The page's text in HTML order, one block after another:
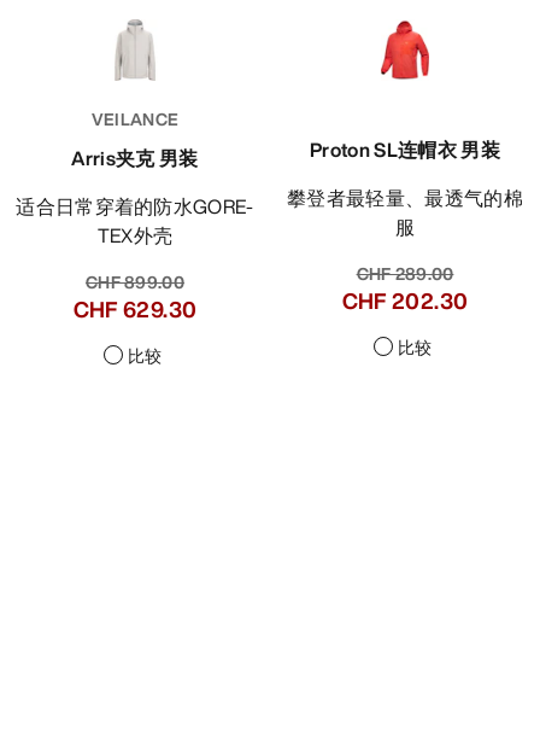
VEILANCE
Arris夹克 男装
适合日常穿着的防水GORE-
TEX外壳
CHF 899.00
CHF 629.30
比较
Proton SL连帽衣 男装
攀登者最轻量、最透气的棉
服
CHF 289.00
CHF 202.30
比较